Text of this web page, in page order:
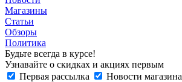
Магазины
Статьи
Обзоры
Политика
Будьте всегда в курсе!
Узнавайте о скидках и акциях первым
Первая рассылка
Новости магазина